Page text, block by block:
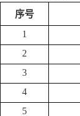
序号
1
2
3
4
5